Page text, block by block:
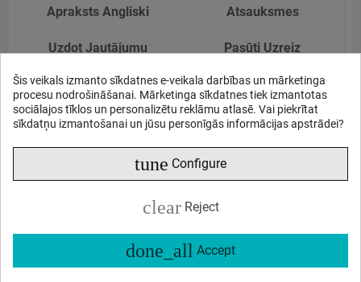
Šis veikals izmanto sīkdatnes e-veikala darbības un mārketinga
procesu nodrošināšanai. Mārketinga sīkdatnes tiek izmantotas
sociālajos tīklos un personalizētu reklāmu atlasē. Vai piekrītat
sīkdatņu izmantošanai un jūsu personīgās informācijas apstrādei?
tune Configure
clear Reject
done_all Accept
Apraksts Angliski Atsauksmes
Uzdot Jautājumu Pasūti Uzreiz
Mākslīgā intelekta asistents
Šī ir mūsu jaunās asistenta tērzēšanas beta versija,
kas spēj atbildēt gan uz standarta, gan sarežģītiem
jautājumiem par produktu un veikala darbību.